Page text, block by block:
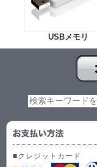
USBメモリ
■クレジットカード